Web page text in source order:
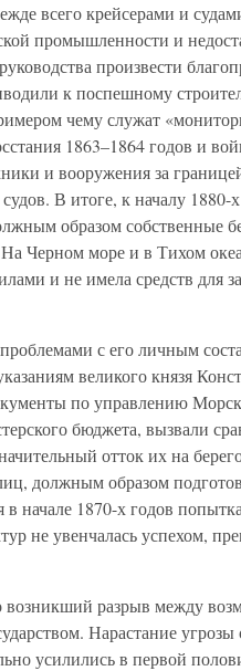
всего крейсерами и
промышленности и
произвести
к поспешному
чему служат
1863–1864 годов и
и вооружения за
В итоге, к началу 1880-
образом собственные
Черном море и в Тихом
и не имела средств для
с его личным
великого князя
по управлению
бюджета, вызвали
отток их на
должным образом
начале 1870-х годов
не увенчалась успехом,
разрыв между
Нарастание угрозы
усилились в первой